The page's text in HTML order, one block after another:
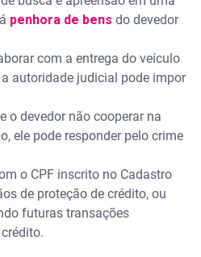
penhora de bens do devedor
com a entrega do veículo
autoridade judicial pode impor
devedor não cooperar na
ele pode responder pelo crime
o CPF inscrito no Cadastro
de proteção de crédito, ou
futuras transações